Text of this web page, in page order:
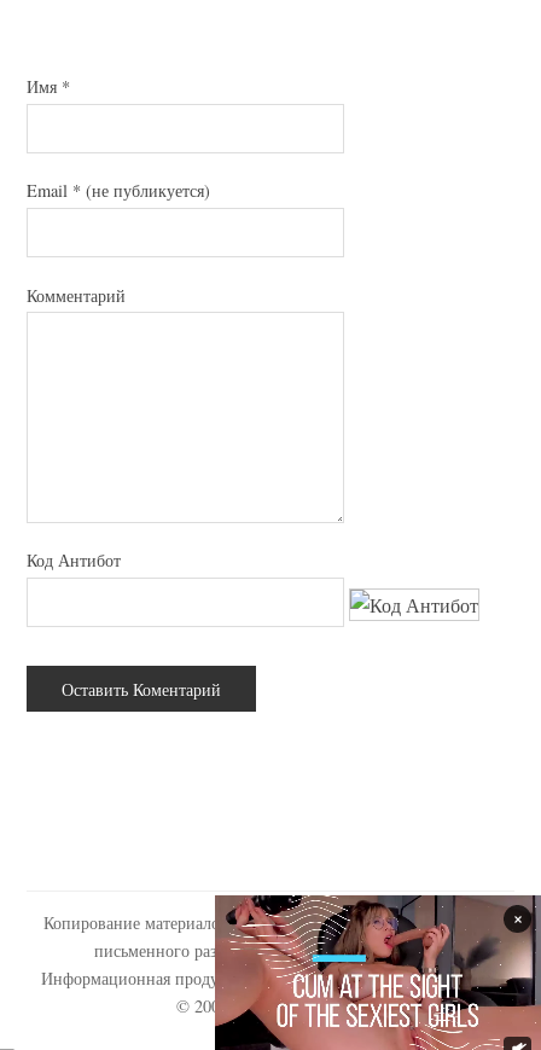
Имя *
Email * (не публикуется)
Комментарий
Код Антибот
Копирование материалов сайта tabooo.ru допускается только с
письменного разрешения администрации сайта.
Информационная продукция сайта запрещена для детей (18+).
© 2009-2020 «Tabooo.Ru»